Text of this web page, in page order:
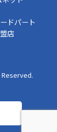
ッフの日常
ドパート
店
Reserved.